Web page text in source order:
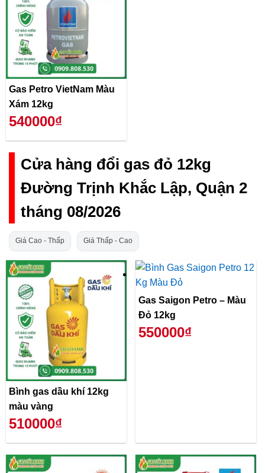
Gas Petro VietNam Màu
Xám 12kg
540000₫
Cửa hàng đổi gas đỏ 12kg
Đường Trịnh Khắc Lập, Quận 2
tháng 08/2026
Giá Cao - Thấp Giá Thấp - Cao
Bình gas dầu khí 12kg
màu vàng
510000₫
Gas Saigon Petro – Màu
Đỏ 12kg
550000₫